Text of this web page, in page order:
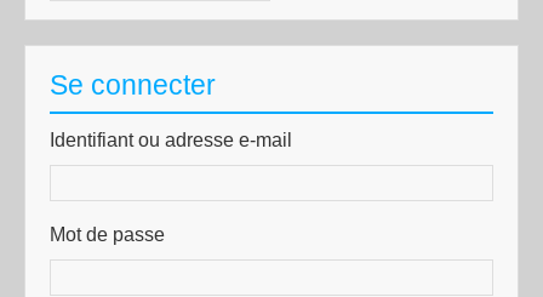
Se connecter
Identifiant ou adresse e-mail
Mot de passe